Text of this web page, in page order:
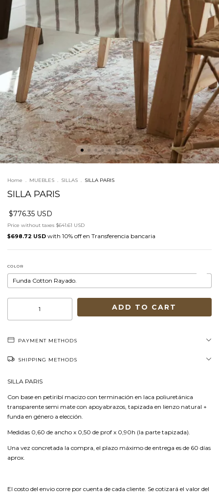
Home . MUEBLES . SILLAS . SILLA PARIS
SILLA PARIS
$776.35 USD
Price without taxes $641.61 USD
$698.72 USD with Transferencia bancaria
COLOR
PAYMENT METHODS
SHIPPING METHODS
SILLA PARIS
Con base en petiribí macizo con terminación en laca poliuretánica
transparente semi mate con apoyabrazos, tapizada en lienzo natural +
funda en género a elección.
Medidas 0,60 de ancho x 0,50 de prof x 0,90h (la parte tapizada).
Una vez concretada la compra, el plazo máximo de entrega es de 60 días
aprox.
El costo del envio corre por cuenta de cada cliente. Se cotizará el valor del